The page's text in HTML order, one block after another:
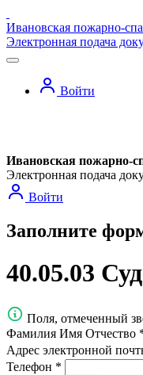
Ивановская пожарно-
Электронная подача
Войти
Ивановская пожарно-
Электронная подача
Войти
Заполните
40.05.03
Поля, отмеченный
Фамилия Имя Отчество
Адрес электронной
Телефон *